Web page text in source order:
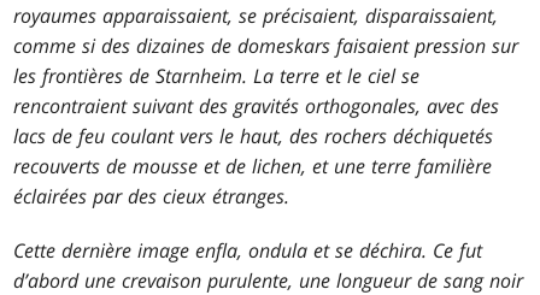
royaumes apparaissaient, se précisaient, disparaissaient,
comme si des dizaines de domeskars faisaient pression sur
les frontières de Starnheim. La terre et le ciel se
rencontraient suivant des gravités orthogonales, avec des
lacs de feu coulant vers le haut, des rochers déchiquetés
recouverts de mousse et de lichen, et une terre familière
éclairées par des cieux étranges.
Cette dernière image enfla, ondula et se déchira. Ce fut
d’abord une crevaison purulente, une longueur de sang noir